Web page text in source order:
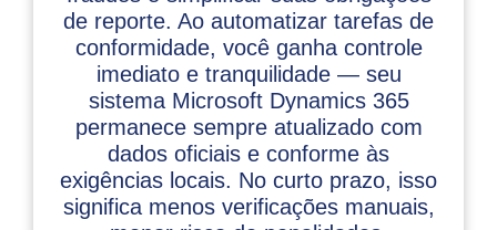
de reporte. Ao automatizar tarefas de
conformidade, você ganha controle
imediato e tranquilidade — seu
sistema Microsoft Dynamics 365
permanece sempre atualizado com
dados oficiais e conforme às
exigências locais. No curto prazo, isso
significa menos verificações manuais,